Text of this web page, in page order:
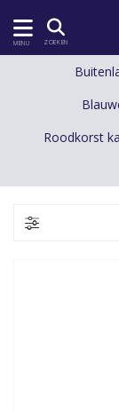
MENU ZOEKEN
Roodkorst